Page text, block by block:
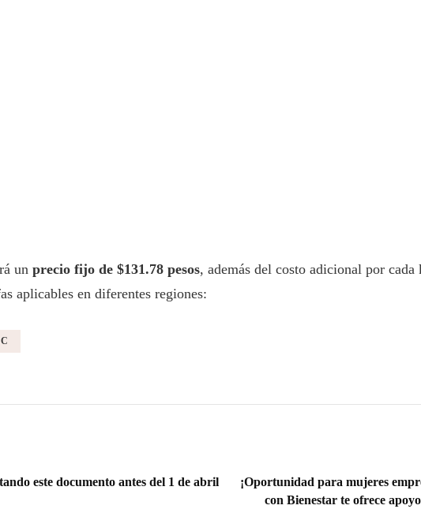
un precio fijo de $131.78 pesos, además del costo adicional por
aplicables en diferentes regiones:
este documento antes del 1 de abril
¡Oportunidad para mujeres
con Bienestar te ofrece